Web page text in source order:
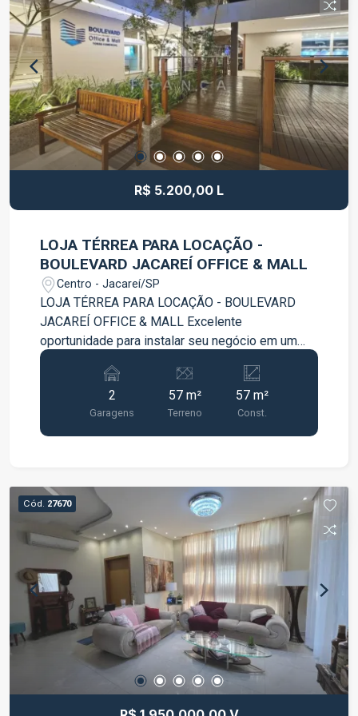
de destaque para o seu negócio. Entre em
contato para mais informações e agende uma
visita.
R$ 5.200,00 L
LOJA TÉRREA PARA LOCAÇÃO -
BOULEVARD JACAREÍ OFFICE & MALL
Centro - Jacareí/SP
LOJA TÉRREA PARA LOCAÇÃO - BOULEVARD
JACAREÍ OFFICE & MALL Excelente
oportunidade para instalar seu negócio em um
dos empreendimentos comerciais mais
modernos de Jacareí. Loja térrea com 57 m² de
área privativa. Possui 2 vagas de garagem
privativas. Excelente visibilidade e fácil acesso.
Ideal para comércio, serviços, clínicas,
Jacareí. Complexo que reúne torre comercial, mall
e Hotel Ibis. Alto fluxo de pessoas.
Estacionamento rotativo para clientes. Segurança,
portaria e infraestrutura moderna. Agende uma
visita e conheça esta excelente oportunidade
para o seu negócio.
2
Garagens
57 m²
Terreno
57 m²
Const.
Cód. 27670